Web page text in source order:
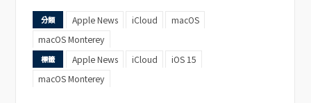
分類 Apple News iCloud
macOS
macOS Monterey
標籤 Apple News iCloud
iOS 15
macOS Monterey